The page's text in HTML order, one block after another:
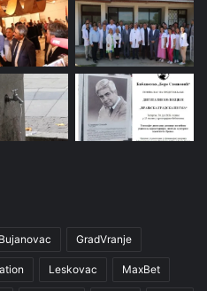
Bujanovac GradVranje
Leskovac MaxBet